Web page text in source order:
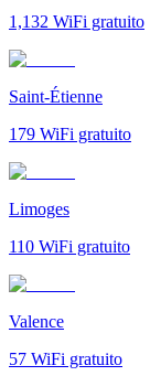
1,132 WiFi gratuito
Saint-Étienne
179 WiFi gratuito
Limoges
110 WiFi gratuito
Valence
57 WiFi gratuito